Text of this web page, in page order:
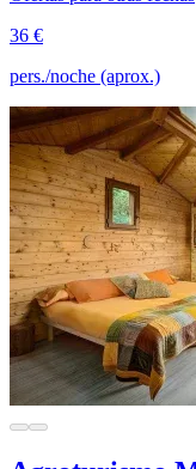
36 €
pers./noche (aprox.)